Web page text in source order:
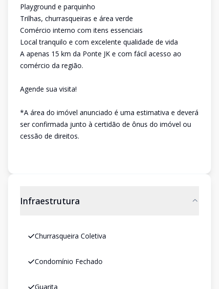
Playground e parquinho
Trilhas, churrasqueiras e área verde
Comércio interno com itens essenciais
Local tranquilo e com excelente qualidade de vida
A apenas 15 km da Ponte JK e com fácil acesso ao
comércio da região.
Agende sua visita!
*A área do imóvel anunciado é uma estimativa e deverá
ser confirmada junto à certidão de ônus do imóvel ou
cessão de direitos.
Infraestrutura
Churrasqueira Coletiva
Condomínio Fechado
Guarita